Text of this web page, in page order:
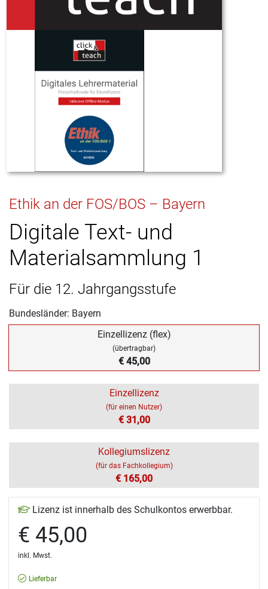
Ethik an der FOS/BOS – Bayern
Digitale Text- und
Materialsammlung 1
Für die 12. Jahrgangsstufe
Bundesländer: Bayern
Einzellizenz (flex)
(übertragbar)
€ 45,00
Einzellizenz
(für einen Nutzer)
€ 31,00
Kollegiumslizenz
(für das Fachkollegium)
€ 165,00
Lizenz ist innerhalb des Schulkontos erwerbbar.
€ 45,00
inkl. Mwst.
Lieferbar